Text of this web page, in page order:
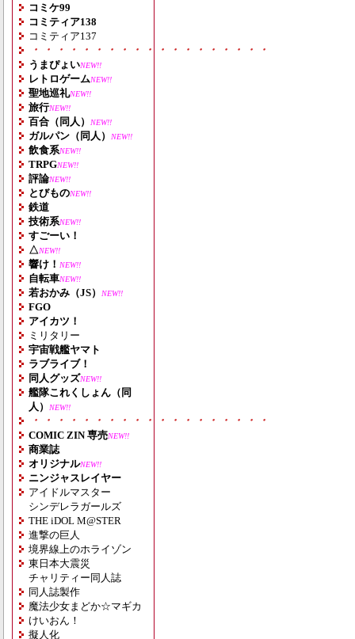
コミケ99
コミティア138
コミティア137
・・・・・・・・・・・・・・・・・・・
うまぴょいNEW!!
レトロゲームNEW!!
聖地巡礼NEW!!
旅行NEW!!
百合（同人） NEW!!
ガルパン（同人） NEW!!
飲食系NEW!!
TRPGNEW!!
評論NEW!!
とびものNEW!!
鉄道
技術系NEW!!
すごーい！
△NEW!!
響け！ NEW!!
自転車NEW!!
若おかみ（JS） NEW!!
FGO
アイカツ！
ミリタリー
宇宙戦艦ヤマト
ラブライブ！
同人グッズNEW!!
艦隊これくしょん（同
人）
NEW!!
・・・・・・・・・・・・・・・・・・・
COMIC ZIN 専売NEW!!
商業誌
オリジナルNEW!!
ニンジャスレイヤー
アイドルマスター
シンデレラガールズ
THE iDOL M@STER
進撃の巨人
境界線上のホライゾン
東日本大震災
チャリティー同人誌
同人誌製作
魔法少女まどか☆マギカ
けいおん！
擬人化